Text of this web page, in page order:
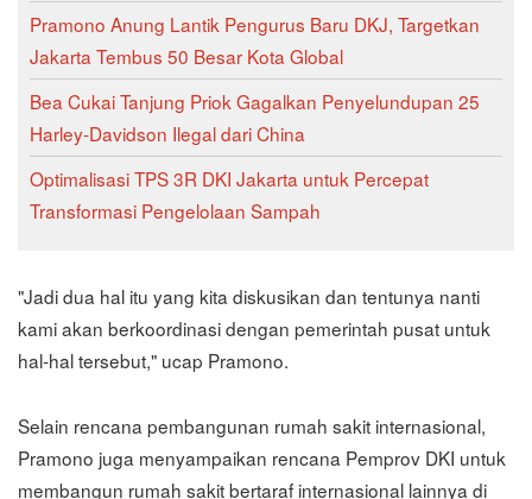
Pramono Anung Lantik Pengurus Baru DKJ, Targetkan
Jakarta Tembus 50 Besar Kota Global
Bea Cukai Tanjung Priok Gagalkan Penyelundupan 25
Harley-Davidson Ilegal dari China
Optimalisasi TPS 3R DKI Jakarta untuk Percepat
Transformasi Pengelolaan Sampah
"Jadi dua hal itu yang kita diskusikan dan tentunya nanti
kami akan berkoordinasi dengan pemerintah pusat untuk
hal-hal tersebut," ucap Pramono.
Selain rencana pembangunan rumah sakit internasional,
Pramono juga menyampaikan rencana Pemprov DKI untuk
membangun rumah sakit bertaraf internasional lainnya di